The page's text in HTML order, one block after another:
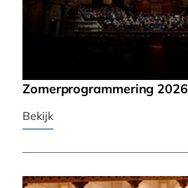
Zomerprogrammering 2026
Bekijk